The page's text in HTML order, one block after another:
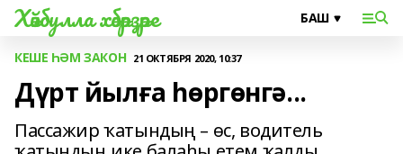
Хәйбулла хәбәрҙәре
КЕШЕ ҺӘМ ЗАКОН 21 ОКТЯБРЯ 2020, 10:37
Дүрт йылға һөргөнгә...
Пассажир ҡатындың – өс, водитель